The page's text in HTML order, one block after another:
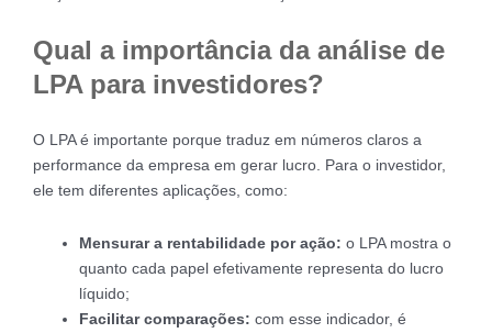
Qual a importância da análise de
LPA para investidores?
O LPA é importante porque traduz em números claros a
performance da empresa em gerar lucro. Para o investidor,
ele tem diferentes aplicações, como:
Mensurar a rentabilidade por ação: o LPA mostra o
quanto cada papel efetivamente representa do lucro
líquido;
Facilitar comparações: com esse indicador, é